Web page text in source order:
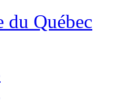
Québec